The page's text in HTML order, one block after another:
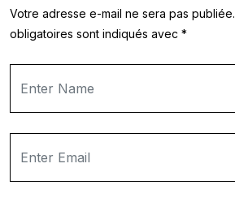
Votre adresse e-mail ne sera pas publiée.
obligatoires sont indiqués avec *